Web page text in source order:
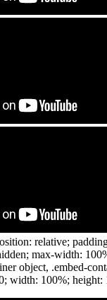
relative;
max-width:
object, .embed-
width: 100%; height: